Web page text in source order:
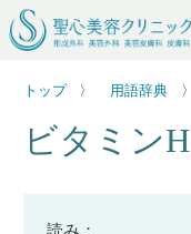
トップ 用語辞典
ビタミンH
読み：